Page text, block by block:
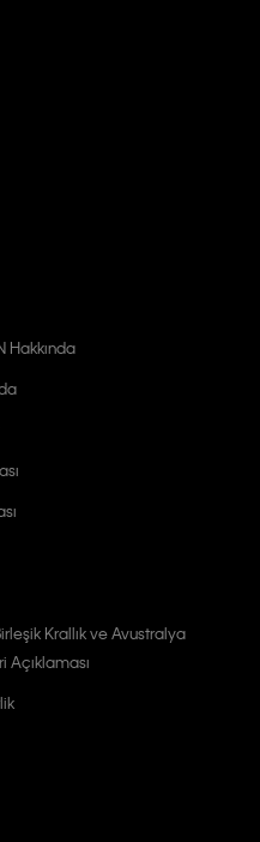
Hakkında
Krallık ve Avustralya
Açıklaması